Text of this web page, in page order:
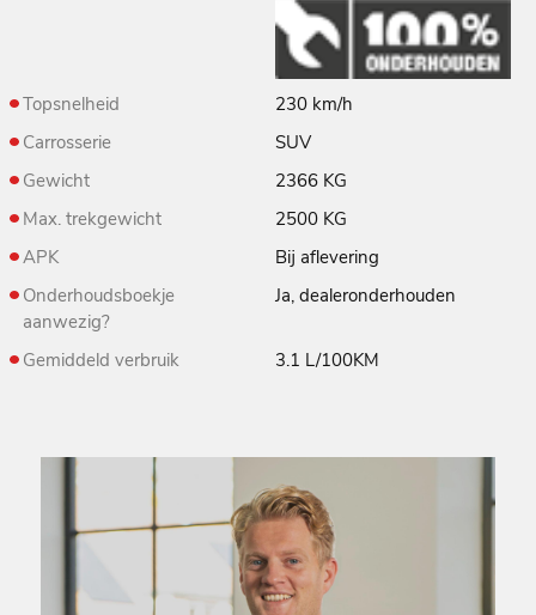
Topsnelheid
230 km/h
Carrosserie
SUV
Gewicht
2366 KG
Max. trekgewicht
2500 KG
APK
Bij aflevering
Onderhoudsboekje
aanwezig?
Ja, dealeronderhouden
Gemiddeld verbruik 3.1 L/100KM